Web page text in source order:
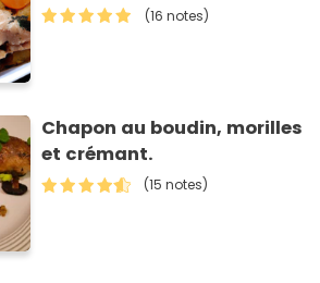
(16 notes)
Chapon au boudin, morilles
et crémant.
(15 notes)